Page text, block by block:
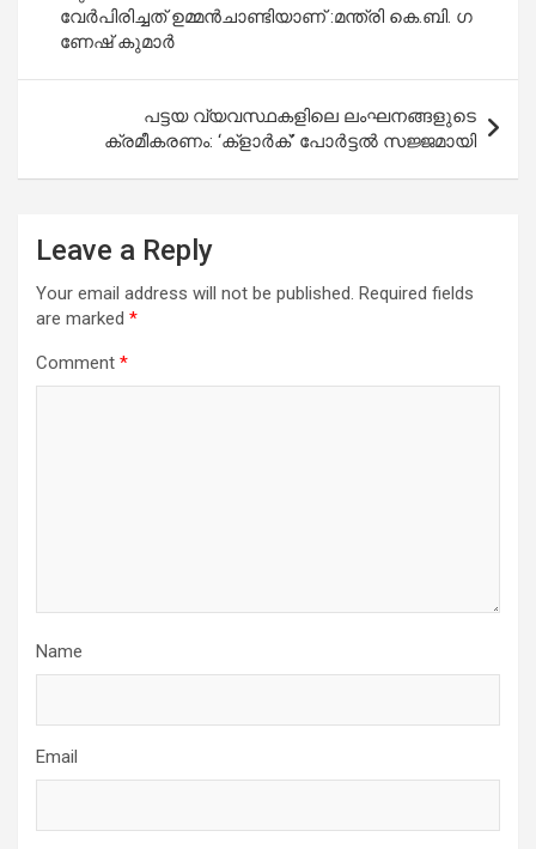
k
p
വേ​ർ​പി​രി​ച്ച​ത് ഉ​മ്മ​ൻ​ചാ​ണ്ടി​യാ​ണ് :മ​ന്ത്രി കെ.​ബി. ഗ​
ണേ​ഷ് കു​മാ​ർ
പട്ടയ വ്യവസ്ഥകളിലെ ലംഘനങ്ങളുടെ
ക്രമീകരണം: ‘ക്‌ളാർക്’ പോർട്ടൽ സജ്ജമായി
Leave a Reply
Your email address will not be published. Required fields
are marked *
Comment *
Name
Email